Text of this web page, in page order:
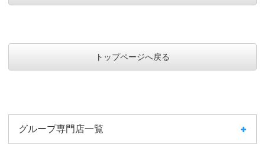
トップページへ戻る
グループ専門店一覧